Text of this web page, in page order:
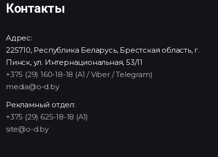
Контакты
Адрес:
225710, Республика Беларусь, Брестская область, г.
Пинск, ул. Интернациональная, 53/11
+375 (29) 160-18-18 (A1 / Viber / Telegram)
media@o-d.by
Рекламный отдел:
+375 (29) 625-18-18 (A1)
site@o-d.by